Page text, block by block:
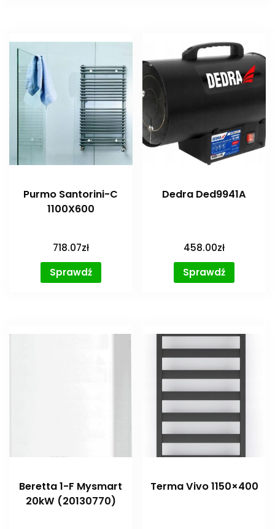
Purmo Santorini-C
1100X600
718.07zł
Sprawdź
Dedra Ded9941A
458.00zł
Sprawdź
Beretta 1-F Mysmart
20kW (20130770)
Terma Vivo 1150×400